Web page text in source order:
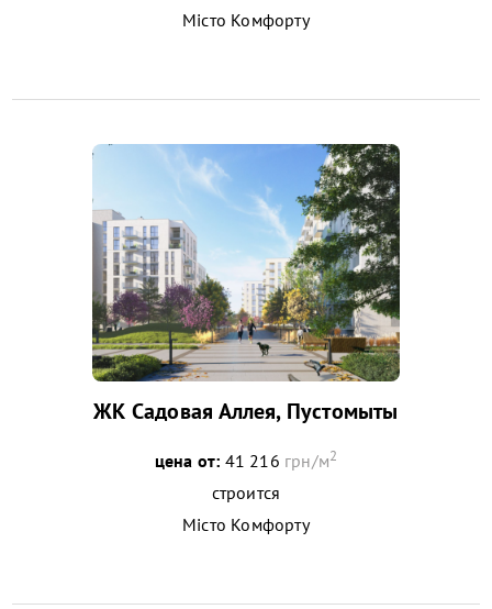
Місто Комфорту
ЖК Садовая Аллея, Пустомыты
цена от: 41 216 грн/м2
строится
Місто Комфорту